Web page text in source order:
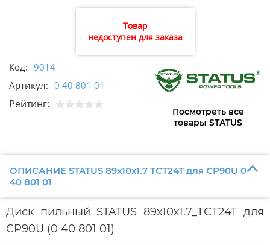
Товар
недоступен для заказа
Код: 9014
Артикул: 0 40 801 01
Рейтинг:
Посмотреть все
товары STATUS
ОПИСАНИЕ STATUS 89х10х1.7 ТСТ24Т для CP90U 0
40 801 01
Диск пильный STATUS 89х10х1.7_ТСТ24Т для
CP90U (0 40 801 01)